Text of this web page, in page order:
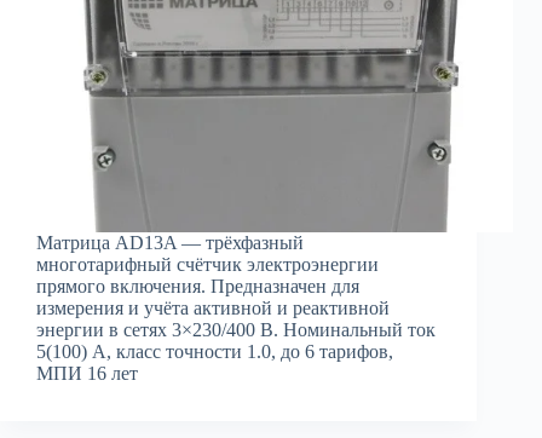
Матрица AD13A — трёхфазный
многотарифный счётчик электроэнергии
прямого включения. Предназначен для
измерения и учёта активной и реактивной
энергии в сетях 3×230/400 В. Номинальный ток
5(100) А, класс точности 1.0, до 6 тарифов,
МПИ 16 лет